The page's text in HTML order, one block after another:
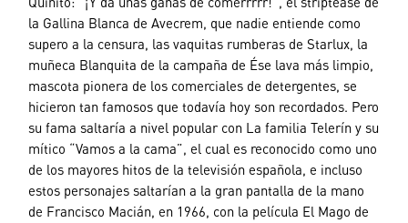
la Gallina Blanca de Avecrem, que nadie entiende como
supero a la censura, las vaquitas rumberas de Starlux, la
muñeca Blanquita de la campaña de Ése lava más limpio,
mascota pionera de los comerciales de detergentes, se
hicieron tan famosos que todavía hoy son recordados. Pero
su fama saltaría a nivel popular con La familia Telerín y su
mítico “Vamos a la cama”, el cual es reconocido como uno
de los mayores hitos de la televisión española, e incluso
estos personajes saltarían a la gran pantalla de la mano
de Francisco Macián, en 1966, con la película El Mago de